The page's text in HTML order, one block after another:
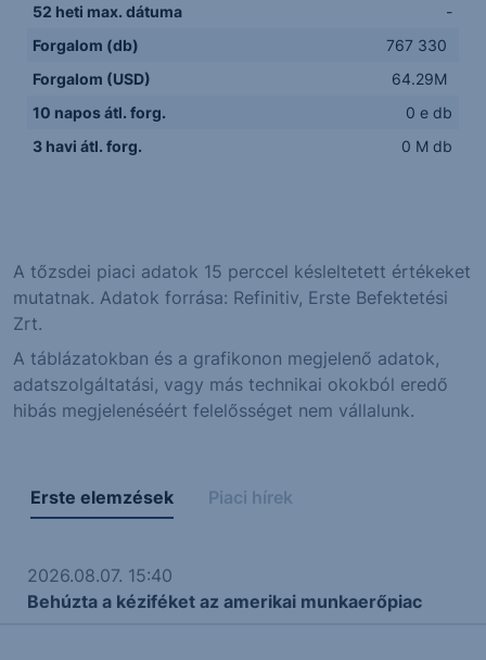
52 heti max. dátuma
-
Forgalom (db)
767 330
Forgalom (USD)
64.29M
10 napos átl. forg.
0 e db
3 havi átl. forg.
0 M db
A tőzsdei piaci adatok 15 perccel késleltetett értékeket
mutatnak. Adatok forrása: Refinitiv, Erste Befektetési
Zrt.
A táblázatokban és a grafikonon megjelenő adatok,
adatszolgáltatási, vagy más technikai okokból eredő
hibás megjelenéséért felelősséget nem vállalunk.
Erste elemzések Piaci hírek
2026.08.07. 15:40
Behúzta a kéziféket az amerikai munkaerőpiac